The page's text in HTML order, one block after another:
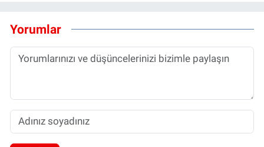
Yorumlar